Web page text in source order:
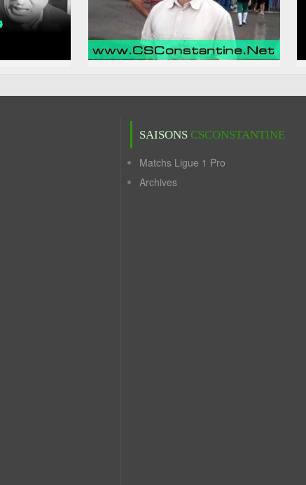
SAISONS CSCONSTANTINE
Matchs Ligue 1 Pro
Archives